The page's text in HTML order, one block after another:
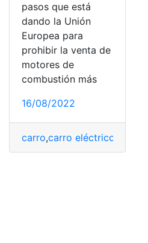
pasos que está
dando la Unión
Europea para
prohibir la venta de
motores de
combustión más
16/08/2022
carro,carro eléctrico